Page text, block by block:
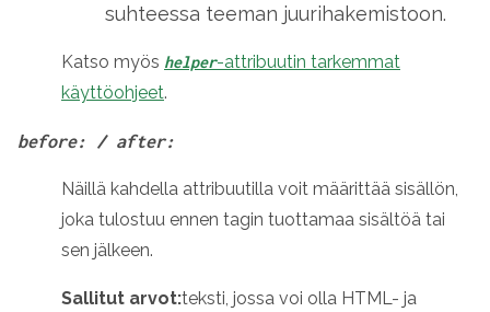
suhteessa teeman juurihakemistoon.
Katso myös helper-attribuutin tarkemmat
käyttöohjeet.
before: / after:
Näillä kahdella attribuutilla voit määrittää sisällön,
joka tulostuu ennen tagin tuottamaa sisältöä tai
sen jälkeen.
Sallitut arvot:teksti, jossa voi olla HTML- ja